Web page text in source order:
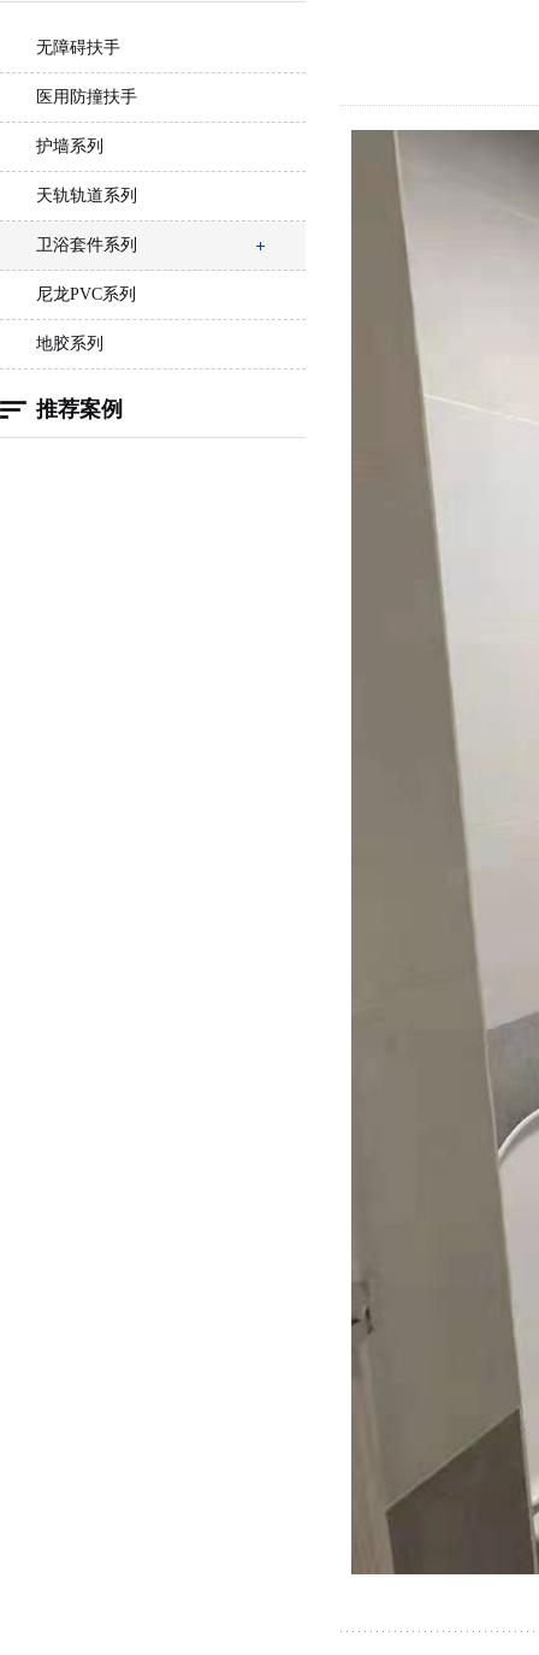
无障碍扶手
医用防撞扶手
护墙系列
天轨轨道系列
卫浴套件系列
尼龙PVC系列
地胶系列
推荐案例